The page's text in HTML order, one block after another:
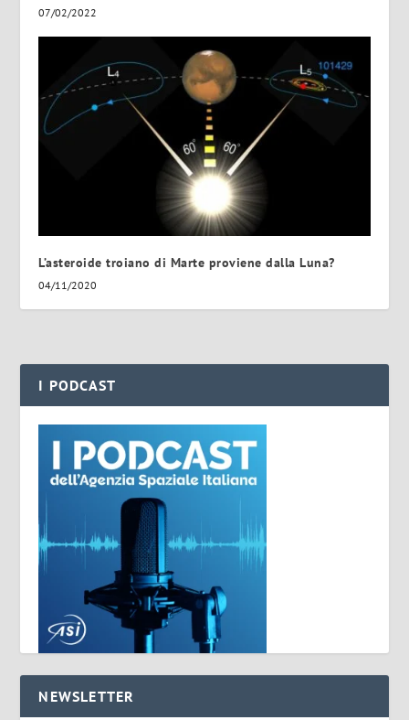
07/02/2022
L’asteroide troiano di Marte proviene dalla Luna?
04/11/2020
I PODCAST
NEWSLETTER